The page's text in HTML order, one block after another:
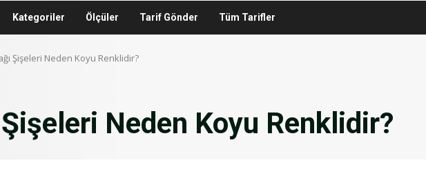
Kategoriler Ölçüler Tarif Gönder Tüm Tarifler
Şişeleri Neden Koyu Renklidir?
Neden Koyu Renklidir?